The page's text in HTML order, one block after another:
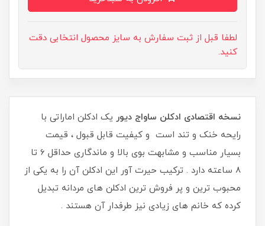
لطفا قبل از ثبت سفارش به سایز محصول انتخابی دقت
کنید.
نسخه اقتصادی ادکلن ساواج دیور یک ادکلن اماراتی با
رایحه خنک و تند است و کیفیت قابل قبول ، قیمت
بسیار مناسب و مشابهت بوی بالا و ماندگاری حداقل 6 تا
8 ساعته دارد . ترکیب حیرت آور این ادکلن آن را به یکی از
محبوب ترین و پر فروش ترین ادکلن های مردانه تبدیل
کرده که خانم های زیادی نیز طرفدار آن هستند .